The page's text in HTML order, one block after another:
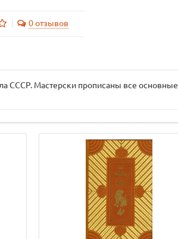
0 отзывов
СССР. Мастерски прописаны все основные